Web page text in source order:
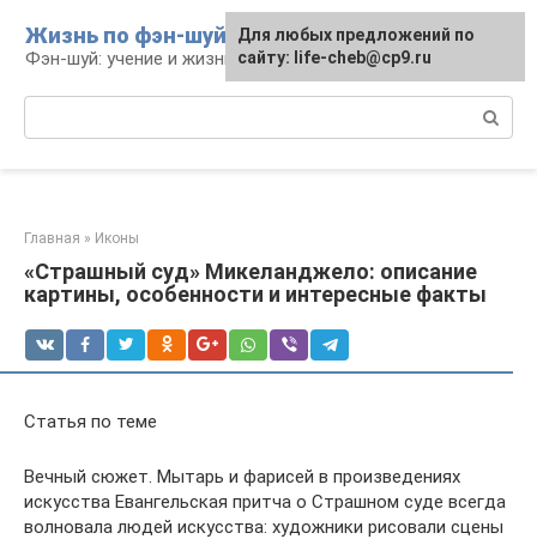
контенту
Жизнь по фэн-шуй
Фэн-шуй: учение и жизнь
Главная » Иконы
«Страшный суд» Микеланджело: описание
картины, особенности и интересные факты
Статья по теме
Вечный сюжет. Мытарь и фарисей в произведениях
искусства Евангельская притча о Страшном суде всегда
волновала людей искусства: художники рисовали сцены
Для любых предложений по
сайту: life-cheb@cp9.ru
Для любых предложений по
сайту: life-cheb@cp9.ru